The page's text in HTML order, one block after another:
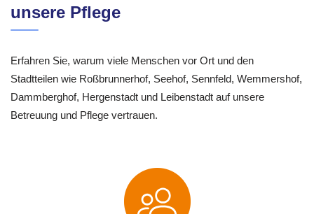
unsere Pflege
Erfahren Sie, warum viele Menschen vor Ort und den
Stadtteilen wie Roßbrunnerhof, Seehof, Sennfeld, Wemmershof,
Dammberghof, Hergenstadt und Leibenstadt auf unsere
Betreuung und Pflege vertrauen.